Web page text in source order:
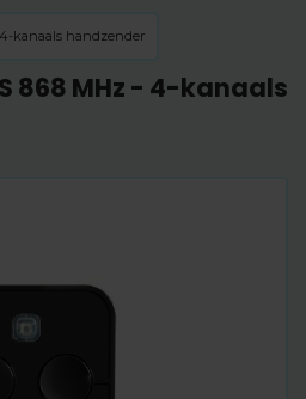
kanaals handzender
868 MHz - 4-kanaals